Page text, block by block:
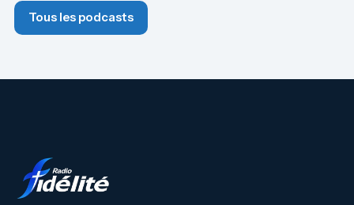
Tous les podcasts